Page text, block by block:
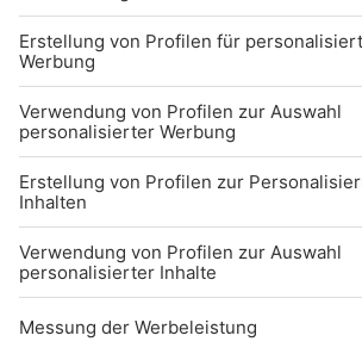
Jobs
Sendeempfang
Über uns
BARRIEREFREIHEIT: WIR
AKTIV DARAN, UNSERE
BARRIEREFREI ZU GESTALTEN -
EN ANFORDERUNGEN DES B
ENN SIE AUF BARRIEREN